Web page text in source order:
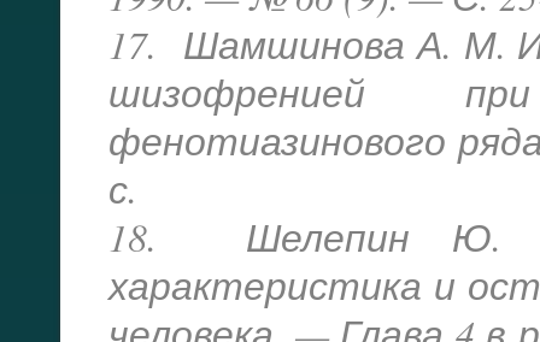
17. Шамшинова А. М.
шизофренией
фенотиазинового
с.
18. Шелепин Ю. Е.
характеристика и